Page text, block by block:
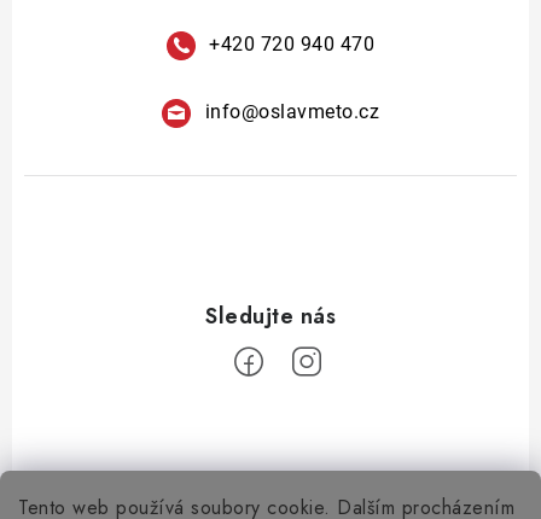
Tento web používá soubory cookie. Dalším procházením
+420 720 940 470
info@oslavmeto.cz